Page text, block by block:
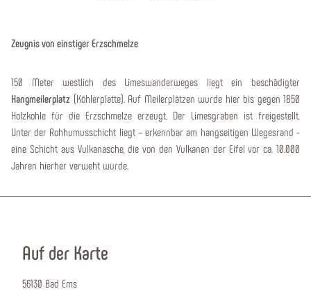
Zeugnis von einstiger Erzschmelze
150 Meter westlich des Limeswanderweges liegt ein beschädigter
Hangmeilerplatz (Köhlerplatte). Auf Meilerplätzen wurde hier bis gegen 1850
Holzkohle für die Erzschmelze erzeugt. Der Limesgraben ist freigestellt.
Unter der Rohhumusschicht liegt – erkennbar am hangseitigen Wegesrand -
eine Schicht aus Vulkanasche, die von den Vulkanen der Eifel vor ca. 10.000
Jahren hierher verweht wurde.
Auf der Karte
56130 Bad Ems